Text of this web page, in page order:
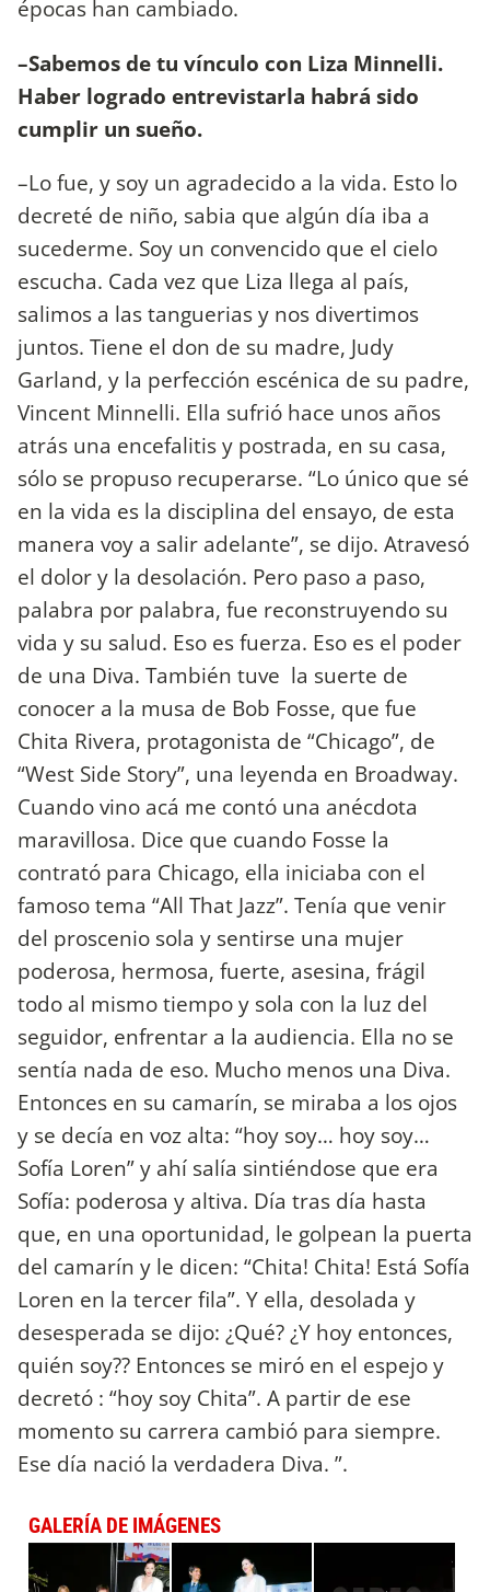
épocas han cambiado.
–Sabemos de tu vínculo con Liza Minnelli.
Haber logrado entrevistarla habrá sido
cumplir un sueño.
–Lo fue, y soy un agradecido a la vida. Esto lo
decreté de niño, sabia que algún día iba a
sucederme. Soy un convencido que el cielo
escucha. Cada vez que Liza llega al país,
salimos a las tanguerias y nos divertimos
juntos. Tiene el don de su madre, Judy
Garland, y la perfección escénica de su padre,
Vincent Minnelli. Ella sufrió hace unos años
atrás una encefalitis y postrada, en su casa,
sólo se propuso recuperarse. “Lo único que sé
en la vida es la disciplina del ensayo, de esta
manera voy a salir adelante”, se dijo. Atravesó
el dolor y la desolación. Pero paso a paso,
palabra por palabra, fue reconstruyendo su
vida y su salud. Eso es fuerza. Eso es el poder
de una Diva. También tuve la suerte de
conocer a la musa de Bob Fosse, que fue
Chita Rivera, protagonista de “Chicago”, de
“West Side Story”, una leyenda en Broadway.
Cuando vino acá me contó una anécdota
maravillosa. Dice que cuando Fosse la
contrató para Chicago, ella iniciaba con el
famoso tema “All That Jazz”. Tenía que venir
del proscenio sola y sentirse una mujer
poderosa, hermosa, fuerte, asesina, frágil
todo al mismo tiempo y sola con la luz del
seguidor, enfrentar a la audiencia. Ella no se
sentía nada de eso. Mucho menos una Diva.
Entonces en su camarín, se miraba a los ojos
y se decía en voz alta: “hoy soy… hoy soy…
Sofía Loren” y ahí salía sintiéndose que era
Sofía: poderosa y altiva. Día tras día hasta
que, en una oportunidad, le golpean la puerta
del camarín y le dicen: “Chita! Chita! Está Sofía
Loren en la tercer fila”. Y ella, desolada y
desesperada se dijo: ¿Qué? ¿Y hoy entonces,
quién soy?? Entonces se miró en el espejo y
decretó : “hoy soy Chita”. A partir de ese
momento su carrera cambió para siempre.
Ese día nació la verdadera Diva. ”.
GALERÍA DE IMÁGENES